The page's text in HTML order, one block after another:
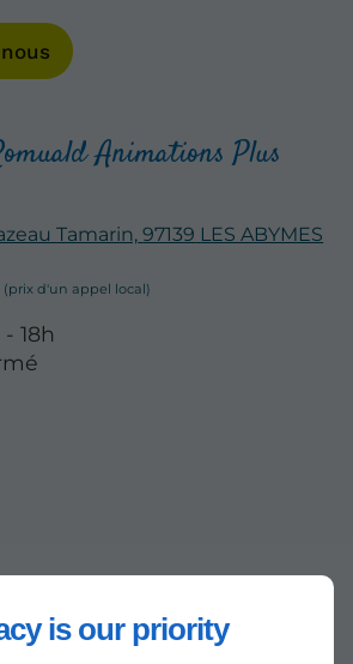
is our priority
Animations Plus
Tamarin, 97139 LES ABYMES
18h